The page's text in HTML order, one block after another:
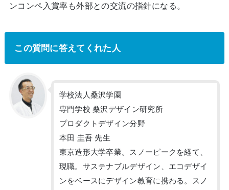
ンコンペ入賞率も外部との交流の指針になる。
この質問に答えてくれた人
学校法人桑沢学園
専門学校 桑沢デザイン研究所
プロダクトデザイン分野
本田 圭吾 先生
東京造形大学卒業。スノーピークを経て、
現職。サステナブルデザイン、エコデザイ
ンをベースにデザイン教育に携わる。スノ